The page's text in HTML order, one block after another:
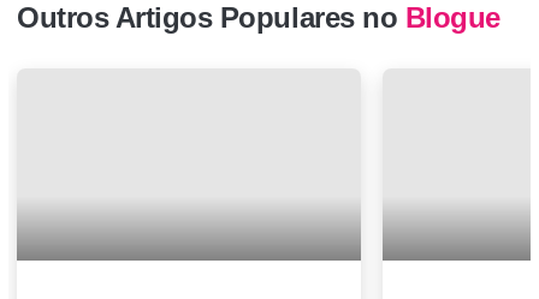
Outros Artigos Populares no Blogue